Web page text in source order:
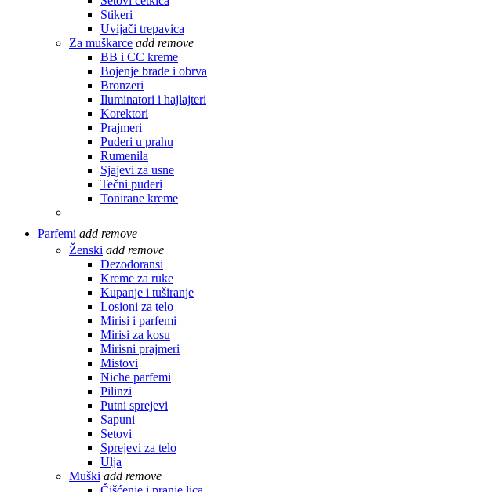
Stikeri
Uvijači trepavica
Za muškarce add remove
BB i CC kreme
Bojenje brade i obrva
Bronzeri
Iluminatori i hajlajteri
Korektori
Prajmeri
Puderi u prahu
Rumenila
Sjajevi za usne
Tečni puderi
Tonirane kreme
Parfemi add remove
Ženski add remove
Dezodoransi
Kreme za ruke
Kupanje i tuširanje
Losioni za telo
Mirisi i parfemi
Mirisi za kosu
Mirisni prajmeri
Mistovi
Niche parfemi
Pilinzi
Putni sprejevi
Sapuni
Setovi
Sprejevi za telo
Ulja
Muški add remove